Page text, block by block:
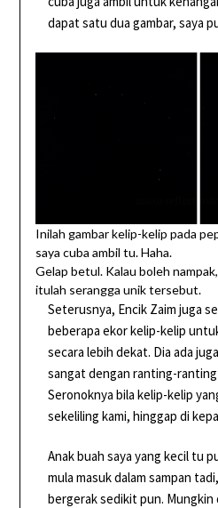
dapat satu dua gambar, saya
Inilah gambar kelip-kelip pada
saya cuba ambil tu. Haha.
Gelap betul. Kalau boleh
itulah serangga unik tersebut.
Seterusnya, Encik Zaim juga
beberapa ekor kelip-kelip
secara lebih dekat. Dia ada
sangat dengan ranting-
Seronoknya bila kelip-kelip
sekeliling kami, hinggap di
Anak buah saya yang kecil tu
mula masuk dalam sampan
bergerak sedikit pun.